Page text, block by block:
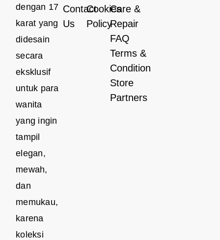
dengan 17
karat yang
didesain
secara
eksklusif
untuk para
wanita
yang ingin
tampil
elegan,
mewah,
dan
memukau,
karena
koleksi
Contact
Us
Cookies
Policy
Care &
Repair
FAQ
Terms &
Condition
Store
Partners